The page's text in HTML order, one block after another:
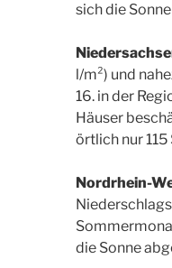
sich die
l/m²) und
16. in der
Häuser
örtlich nur
Nordrhein-
die Sonne